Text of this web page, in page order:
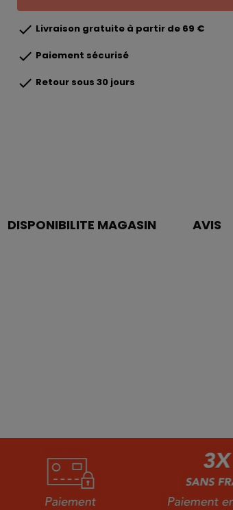
 Livraison gratuite à partir de 69 €
 Paiement sécurisé
 Retour sous 30 jours
DISPONIBILITE MAGASIN AVIS